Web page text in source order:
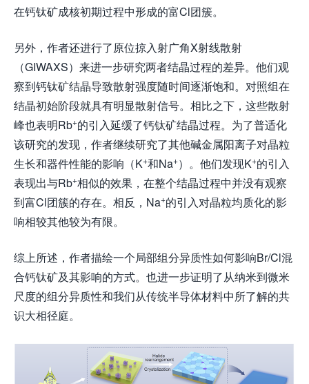
在钙钛矿成核初期过程中形成的富Cl团簇。
另外，作者还进行了原位掠入射广角X射线散射
（GIWAXS）来进一步研究两者结晶过程的差异。他们观
察到钙钛矿结晶导致散射强度随时间逐渐饱和。对照组在
结晶初始阶段就具有明显散射信号。相比之下，这些散射
峰也表明Rb+的引入延缓了钙钛矿结晶过程。为了普适化
该研究的发现，作者继续研究了其他碱金属阳离子对晶粒
生长和器件性能的影响（K+和Na+）。他们发现K+的引入
表现出与Rb+相似的效果，在整个结晶过程中并没有观察
到富Cl团簇的存在。相反，Na+的引入对晶粒均质化的影
响相较其他较为有限。
综上所述，作者描绘一个局部组分异质性如何影响Br/Cl混
合钙钛矿及其影响的方式。也进一步证明了从纳米到微米
尺度的组分异质性和我们从传统半导体材料中所了解的共
识大相径庭。